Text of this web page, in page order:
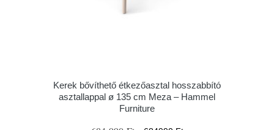
Kerek bővíthető étkezőasztal hosszabbító
asztallappal ø 135 cm Meza – Hammel
Furniture